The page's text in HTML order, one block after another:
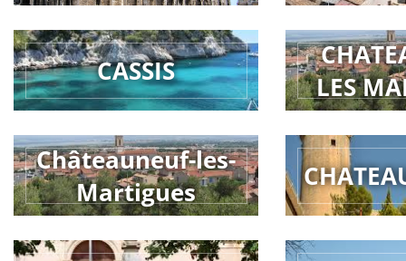
CASSIS
LES
Châteauneuf-les-
Martigues